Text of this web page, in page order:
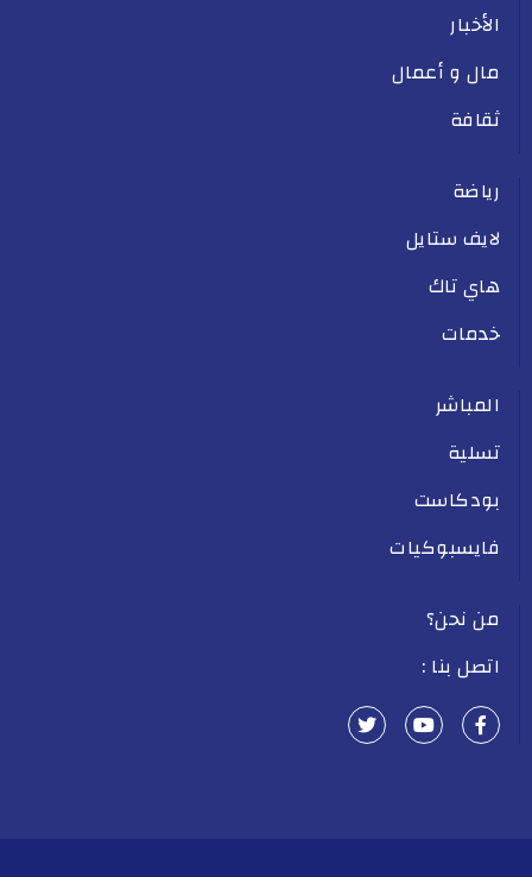
الأخبار
مال و أعمال
ثقافة
رياضة
لايف ستايل
هاي تاك
خدمات
المباشر
تسلية
بودكاست
فايسبوكيات
من نحن؟
اتصل بنا :